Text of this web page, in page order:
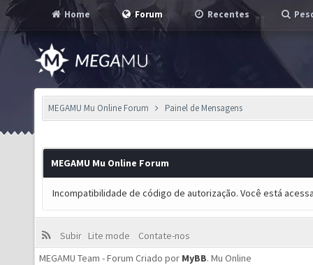
Home Forum Recentes
MEGAMU Mu Online Forum Painel de Mensagens
MEGAMU Mu Online Forum
Incompatibilidade de código de autorização. Você está
Subir Lite mode
Contate-nos
MEGAMU Team - Forum Criado por MyBB. Mu Online